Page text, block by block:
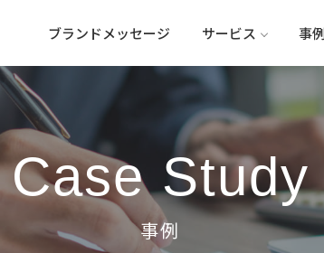
ブランドメッセージ サービス 事例
Case Study